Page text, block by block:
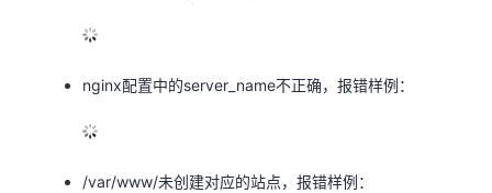
nginx配置中的server_name不正确，报错样例：
/var/www/未创建对应的站点，报错样例：